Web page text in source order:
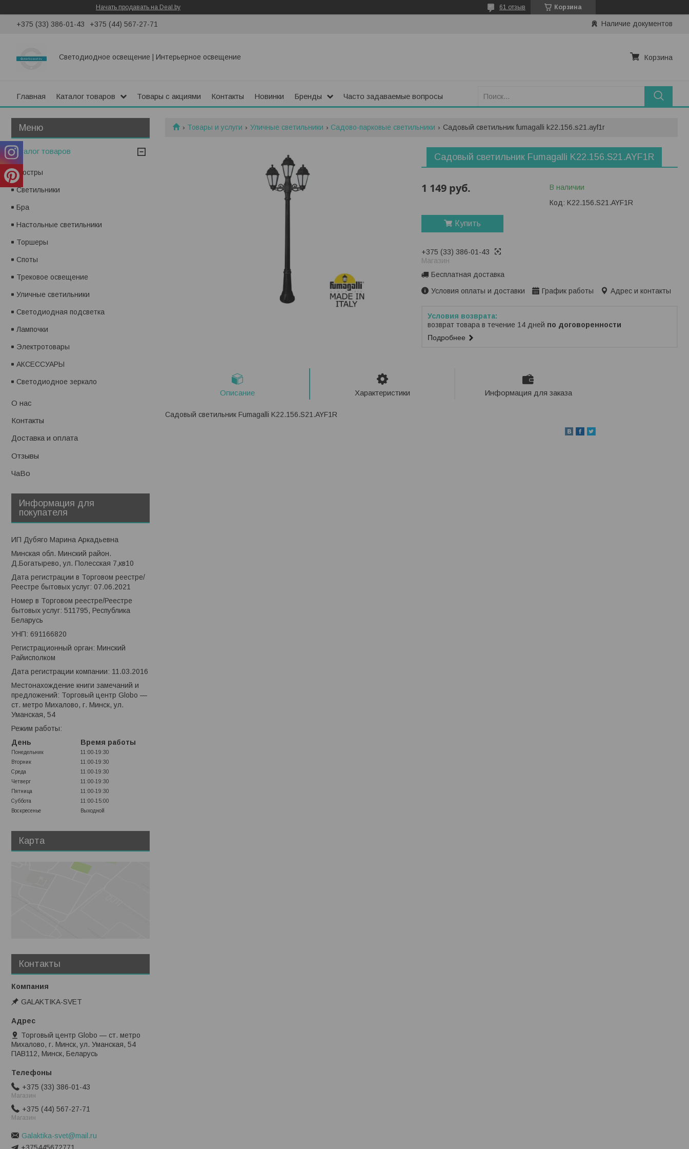
Начать продавать на Deal.by Корзина
61 отзыв
+375 (33) 386-01-43 +375 (44) 567-27-71 Наличие документов
Светодиодное освещение | Интерьерное освещение Корзина
Главная Каталог товаров Товары с акциями Контакты Новинки Бренды Часто задаваемые вопросы
Товары и услуги Уличные светильники Садово-парковые светильники Садовый светильник fumagalli k22.156.s21.ayf1r
Садовый светильник Fumagalli K22.156.S21.AYF1R
1 149 руб.
В наличии
Код: K22.156.S21.AYF1R
Купить
+375 (33) 386-01-43
Магазин
Бесплатная доставка
Условия оплаты и доставки
График работы Адрес и контакты
возврат товара в течение 14 дней по договоренности
Подробнее
Описание Характеристики Информация для заказа
Садовый светильник Fumagalli K22.156.S21.AYF1R
Каталог товаров
Люстры
Светильники
Бра
Настольные светильники
Торшеры
Споты
Трековое освещение
Уличные светильники
Светодиодная подсветка
Лампочки
Электротовары
АКСЕССУАРЫ
Светодиодное зеркало
О нас
Контакты
Доставка и оплата
Отзывы
ЧаВо
Информация для
покупателя
ИП Дубяго Марина Аркадьевна
Минская обл. Минский район.
Д.Богатырево, ул. Полесская 7,кв10
Дата регистрации в Торговом реестре/
Реестре бытовых услуг: 07.06.2021
Номер в Торговом реестре/Реестре
бытовых услуг: 511795, Республика
Беларусь
УНП: 691166820
Регистрационный орган: Минский
Райисполком
Дата регистрации компании: 11.03.2016
Местонахождение книги замечаний и
предложений: Торговый центр Globo —
ст. метро Михалово, г. Минск, ул.
Уманская, 54
Режим работы:
День
Время работы
Понедельник
11:00-19:30
Вторник
11:00-19:30
Среда
11:00-19:30
Четверг
11:00-19:30
Пятница
11:00-19:30
Суббота
11:00-15:00
Воскресенье
Выходной
Карта
Контакты
GALAKTIKA-SVET
Торговый центр Globo — ст. метро
Михалово, г. Минск, ул. Уманская, 54
ПАВ112, Минск, Беларусь
+375 (33) 386-01-43
Магазин
+375 (44) 567-27-71
Магазин
Galaktika-svet@mail.ru